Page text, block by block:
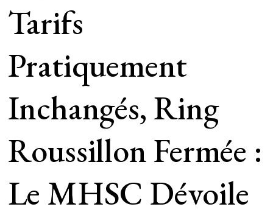
Tarifs
Pratiquement
Inchangés, Ring
Roussillon Fermée :
Le MHSC Dévoile